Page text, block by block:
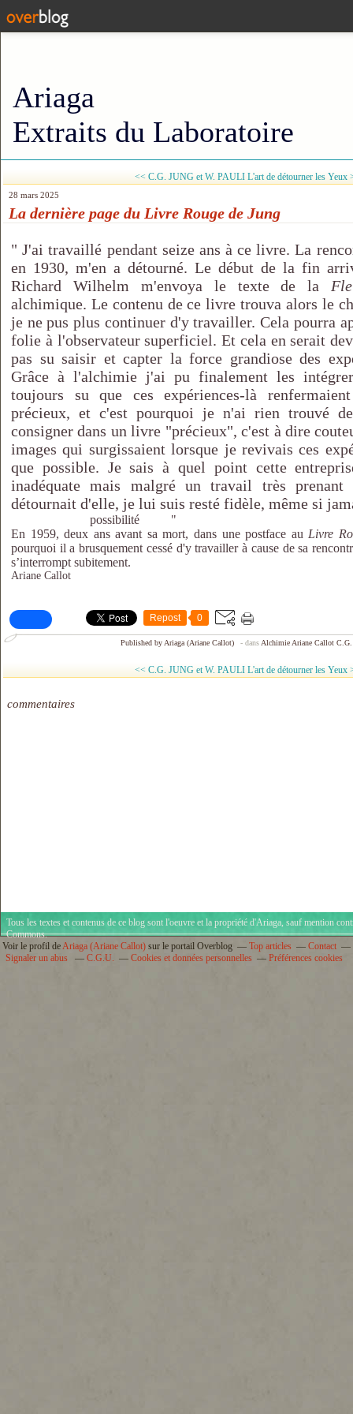
Ariaga
Extraits du Laboratoire
<< C.G. JUNG et W. PAULI L'art de détourner les Yeux
28 mars 2025
La dernière page du Livre Rouge de Jung
" J'ai travaillé pendant seize ans à ce livre. La
en 1930, m'en a détourné. Le début de la fin
Richard Wilhelm m'envoya le texte de la
alchimique. Le contenu de ce livre trouva alors le
je ne pus plus continuer d'y travailler. Cela pourra
folie à l'observateur superficiel. Et cela en serait
pas su saisir et capter la force grandiose des
Grâce à l'alchimie j'ai pu finalement les
toujours su que ces expériences-là
précieux, et c'est pourquoi je n'ai rien trouvé
consigner dans un livre "précieux", c'est à dire
images qui surgissaient lorsque je revivais ces
que possible. Je sais à quel point cette
inadéquate mais malgré un travail très
détournait d'elle, je lui suis resté fidèle, même si
possibilité "
En 1959, deux ans avant sa mort, dans une postface au Livre
pourquoi il a brusquement cessé d'y travailler à cause de sa
s’interrompt subitement.
Ariane Callot
Repost 0
Published by Ariaga (Ariane Callot) - dans Alchimie Ariane Callot C.G.
<< C.G. JUNG et W. PAULI L'art de détourner les Yeux
commentaires
Tous les textes et contenus de ce blog sont l'oeuvre et la propriété d'Ariaga, sauf mention
Commons.
Voir le profil deAriaga (Ariane Callot) sur le portail Overblog Top articles
Contact
Signaler un abus
C.G.U. Cookies et données personnelles Préférences cookies